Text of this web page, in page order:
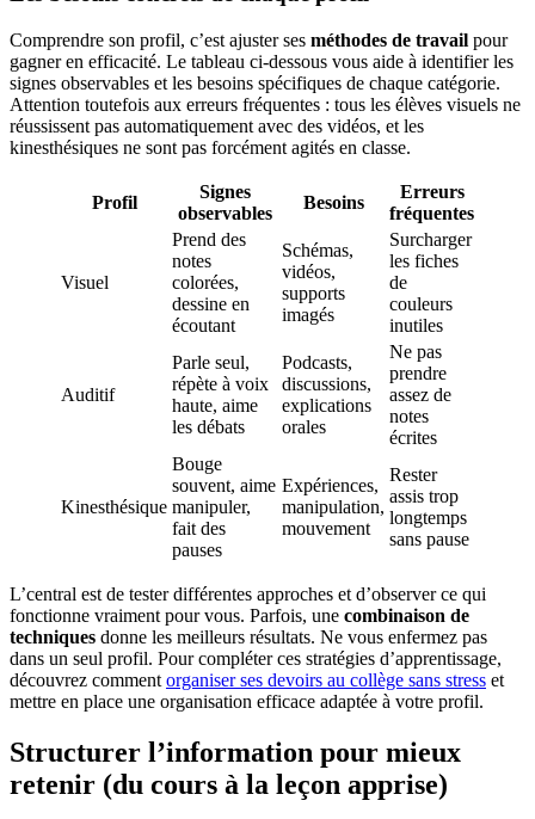
Comprendre son profil, c’est ajuster ses méthodes de travail pour
gagner en efficacité. Le tableau ci-dessous vous aide à identifier les
signes observables et les besoins spécifiques de chaque catégorie.
Attention toutefois aux erreurs fréquentes : tous les élèves visuels ne
réussissent pas automatiquement avec des vidéos, et les
kinesthésiques ne sont pas forcément agités en classe.
Profil
Signes
observables
Besoins
Erreurs
fréquentes
Visuel
Prend des
notes
colorées,
dessine en
écoutant
Schémas,
vidéos,
supports
imagés
Surcharger
les fiches
de
couleurs
inutiles
Auditif
Parle seul,
répète à voix
haute, aime
les débats
Podcasts,
discussions,
explications
orales
Ne pas
prendre
assez de
notes
écrites
Kinesthésique
Bouge
souvent, aime
manipuler,
fait des
pauses
Expériences,
manipulation,
mouvement
Rester
assis trop
longtemps
sans pause
L’central est de tester différentes approches et d’observer ce qui
fonctionne vraiment pour vous. Parfois, une combinaison de
techniques donne les meilleurs résultats. Ne vous enfermez pas
dans un seul profil. Pour compléter ces stratégies d’apprentissage,
découvrez comment organiser ses devoirs au collège sans stress et
mettre en place une organisation efficace adaptée à votre profil.
Structurer l’information pour mieux
retenir (du cours à la leçon apprise)